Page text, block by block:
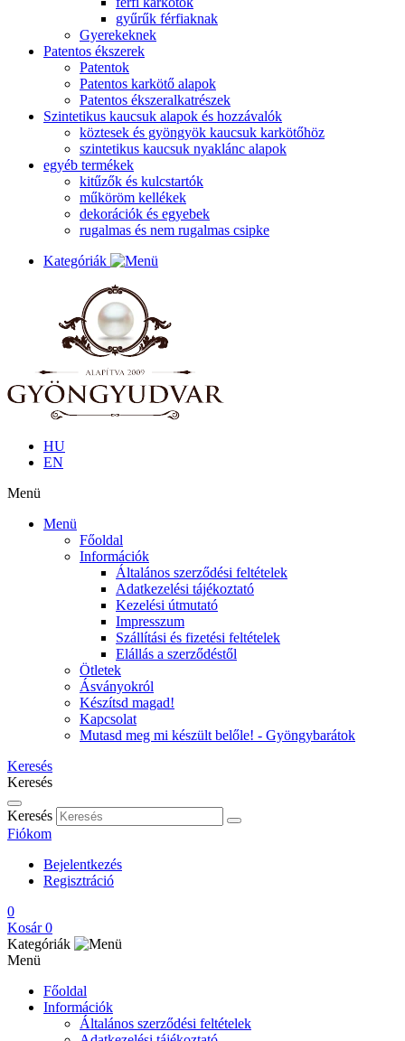
gyűrűk férfiaknak
Gyerekeknek
Patentos ékszerek
Patentok
Patentos karkötő alapok
Patentos ékszeralkatrészek
Szintetikus kaucsuk alapok és hozzávalók
köztesek és gyöngyök kaucsuk karkötőhöz
szintetikus kaucsuk nyaklánc alapok
egyéb termékek
kitűzők és kulcstartók
műköröm kellékek
dekorációk és egyebek
rugalmas és nem rugalmas csipke
Kategóriák
HU
EN
Menü
Menü
Főoldal
Információk
Általános szerződési feltételek
Adatkezelési tájékoztató
Kezelési útmutató
Impresszum
Szállítási és fizetési feltételek
Elállás a szerződéstől
Ötletek
Ásványokról
Készítsd magad!
Kapcsolat
Mutasd meg mi készült belőle! - Gyöngybarátok
Keresés
Keresés
Keresés
Fiókom
Bejelentkezés
Regisztráció
0
Kosár 0
Kategóriák
Menü
Főoldal
Információk
Általános szerződési feltételek